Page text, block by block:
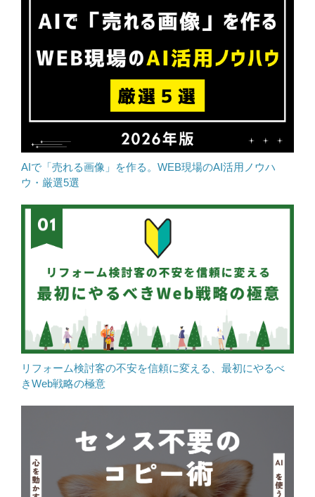
AIで「売れる画像」を作る。WEB現場のAI活用ノウハ
ウ・厳選5選
リフォーム検討客の不安を信頼に変える、最初にやるべ
きWeb戦略の極意